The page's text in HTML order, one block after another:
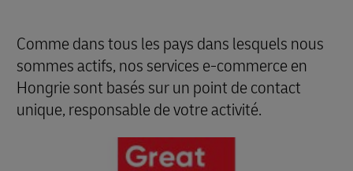
Comme dans tous les pays dans lesquels nous
sommes actifs, nos services e-commerce en
Hongrie sont basés sur un point de contact
unique, responsable de votre activité.